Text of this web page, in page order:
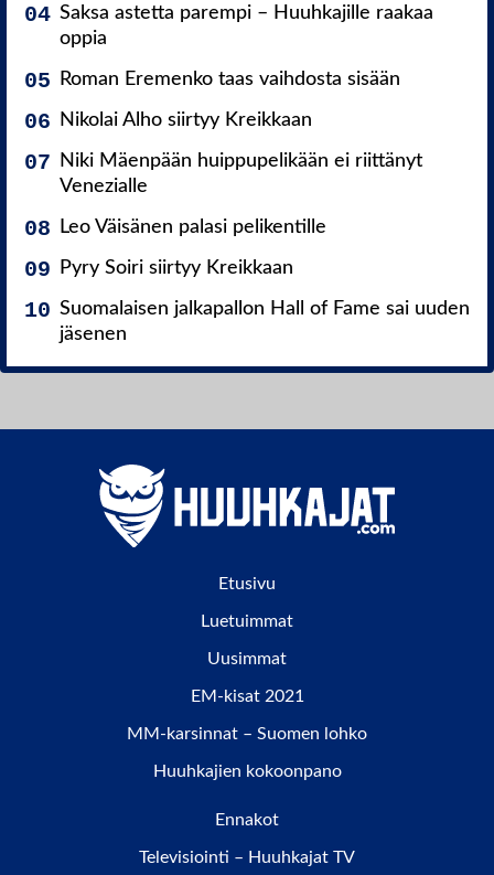
Saksa astetta parempi – Huuhkajille raakaa
oppia
Roman Eremenko taas vaihdosta sisään
Nikolai Alho siirtyy Kreikkaan
Niki Mäenpään huippupelikään ei riittänyt
Venezialle
Leo Väisänen palasi pelikentille
Pyry Soiri siirtyy Kreikkaan
Suomalaisen jalkapallon Hall of Fame sai uuden
jäsenen
Etusivu
Luetuimmat
Uusimmat
EM-kisat 2021
MM-karsinnat – Suomen lohko
Huuhkajien kokoonpano
Ennakot
Televisiointi – Huuhkajat TV